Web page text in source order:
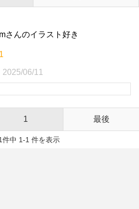
さんのイラスト好き
2025/06/11
1 最後
件中 1-1 件を表示